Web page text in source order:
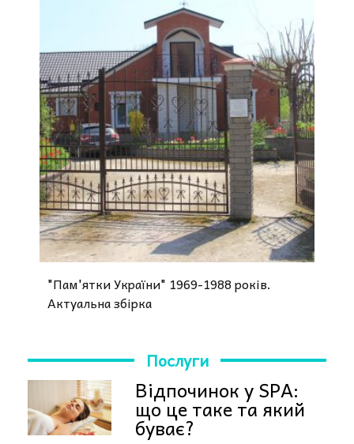
"Пам'ятки України" 1969-1988 років.
Актуальна збірка
Послуги
Відпочинок у SPA:
що це таке та який
буває?